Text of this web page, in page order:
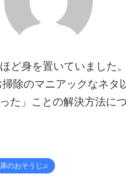
ど身を置いていました
除のマニアックなネタ
た」ことの解決方法に
床のおそうじ♫